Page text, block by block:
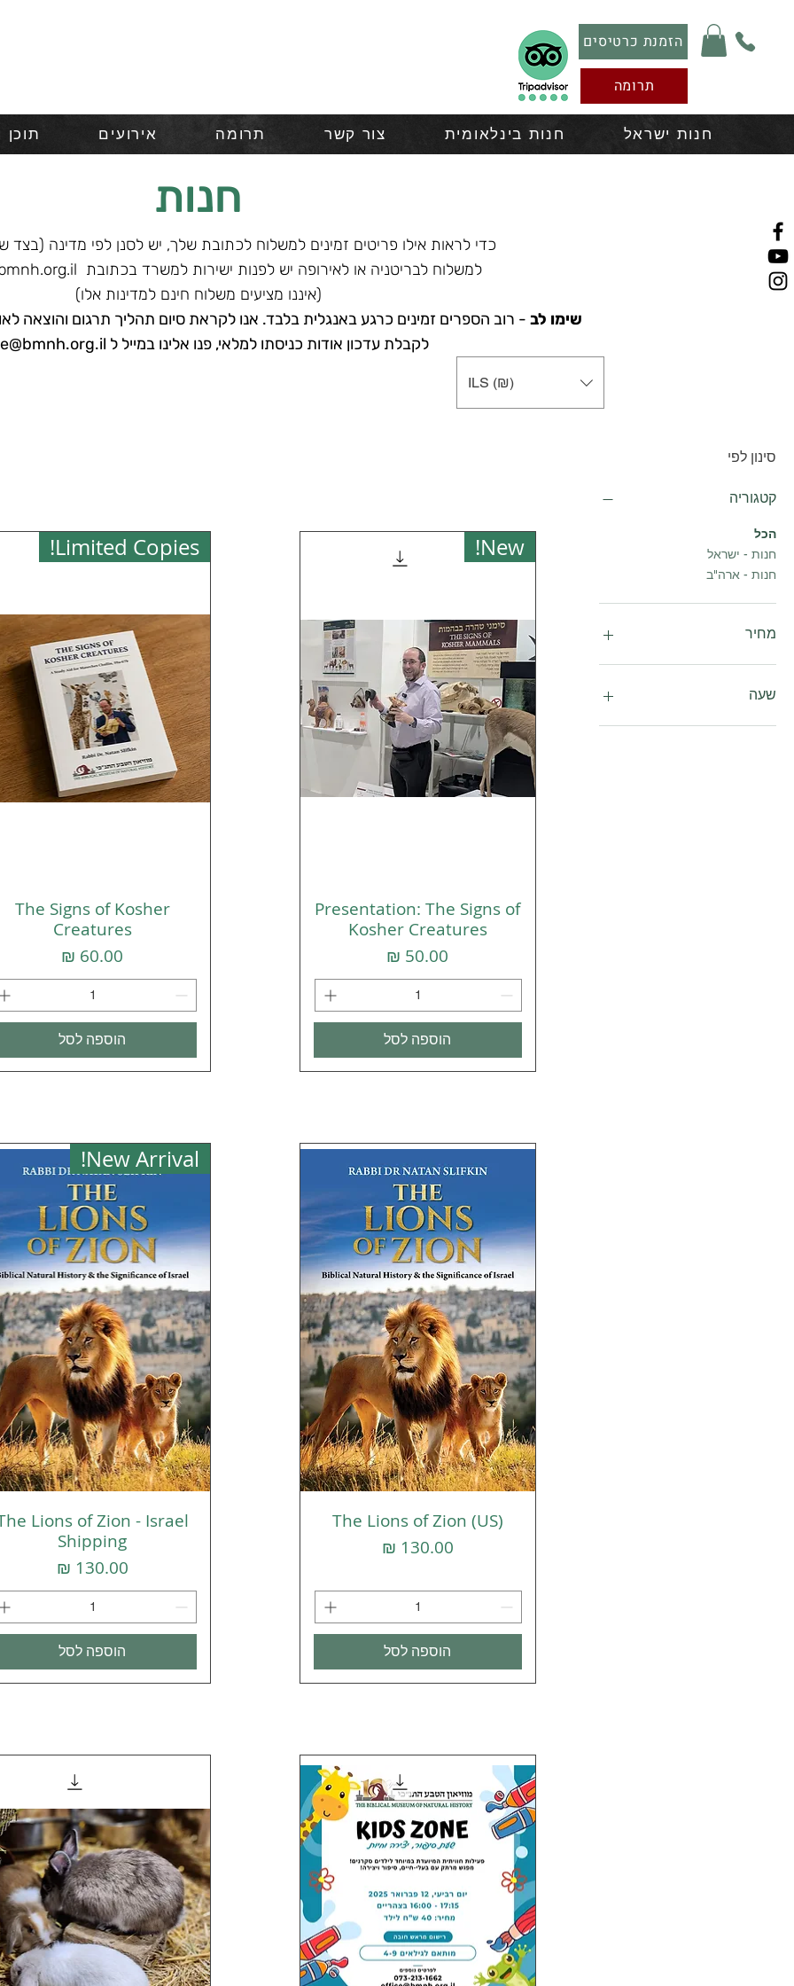
תרומה
הזמנת כרטיסים
תוכן אירועים תרומה צור קשר חנות בינלאומית חנות ישראל
חנות
כדי לראות אילו פריטים זמינים למשלוח לכתובת שלך, יש לסנן לפי מדינה (בצד
למשלוח לבריטניה או לאירופה יש לפנות ישירות למשרד בכתובת
(איננו מציעים משלוח חינם למדינות אלו)
שימו לב - רוב הספרים זמינים כרגע באנגלית בלבד. אנו לקראת סיום תהליך תרגום והוצאה
לקבלת עדכון אודות כניסתו למלאי, פנו אלינו במייל ל
ILS (₪)
סינון לפי
קטגוריה
הכל
חנות - ישראל
חנות - ארה"ב
מחיר
שעה
12:10
תצוגה מהירה
New!
Presentation: The Signs of
Kosher Creatures
מחיר
הוספה לסל
תצוגה מהירה
Limited Copies!
The Signs of Kosher
Creatures
מחיר
הוספה לסל
תצוגה מהירה
The Lions of Zion (US)
מחיר
הוספה לסל
תצוגה מהירה
New Arrival!
Lions of Zion - Israel
Shipping
מחיר
הוספה לסל